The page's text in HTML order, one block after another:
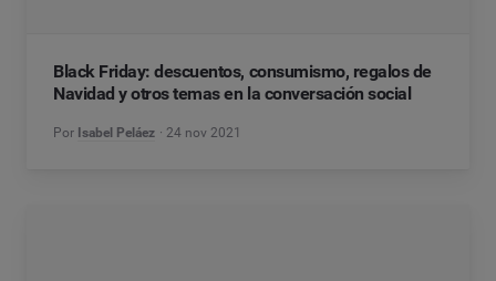
Black Friday: descuentos, consumismo, regalos de
Navidad y otros temas en la conversación social
Por Isabel Peláez 24 nov 2021